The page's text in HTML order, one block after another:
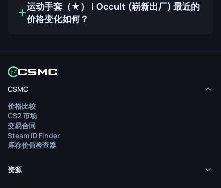
运动手套（★） | Occult (崭新出厂) 最近的
价格变化如何？
CSMC
价格比较
CS2 市场
交易合同
Steam ID Finder
库存价值检查器
资源